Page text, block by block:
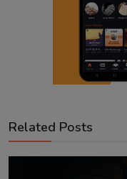
Related Posts